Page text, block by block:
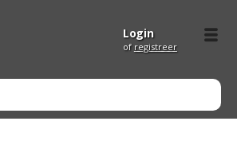
Login
of registreer